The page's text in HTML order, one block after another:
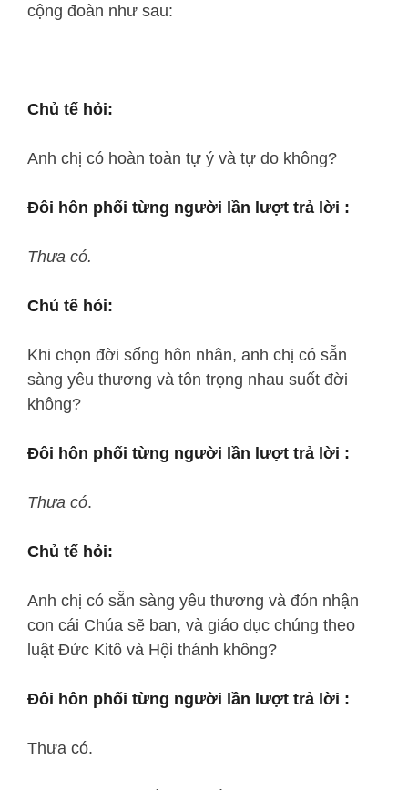
cộng đoàn như sau:
Chủ tế hỏi:
Anh chị có hoàn toàn tự ý và tự do không?
Đôi hôn phối từng người lần lượt trả lời :
Thưa có.
Chủ tế hỏi:
Khi chọn đời sống hôn nhân, anh chị có sẵn
sàng yêu thương và tôn trọng nhau suốt đời
không?
Đôi hôn phối từng người lần lượt trả lời :
Thưa có.
Chủ tế hỏi:
Anh chị có sẵn sàng yêu thương và đón nhận
con cái Chúa sẽ ban, và giáo dục chúng theo
luật Đức Kitô và Hội thánh không?
Đôi hôn phối từng người lần lượt trả lời :
Thưa có.